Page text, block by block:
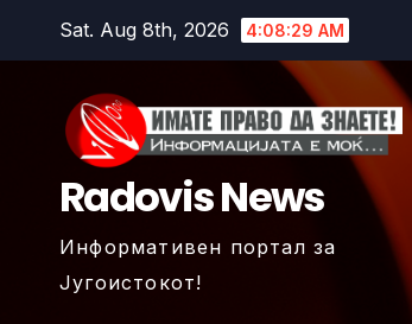
Sat. Aug 8th, 2026 4:08:30 AM
Radovis News
Информативен портал за
Југоистокот!